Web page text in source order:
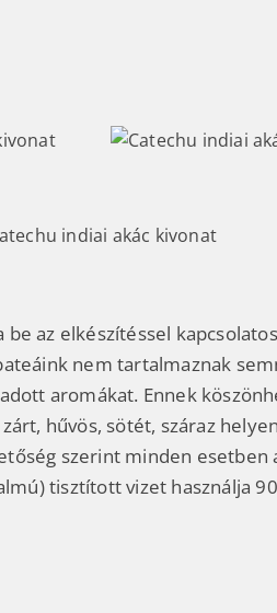
az elkészítéssel
nem tartalmaznak
aromákat. Ennek
hűvös, sötét, száraz
szerint minden esetben
tisztított vizet használja